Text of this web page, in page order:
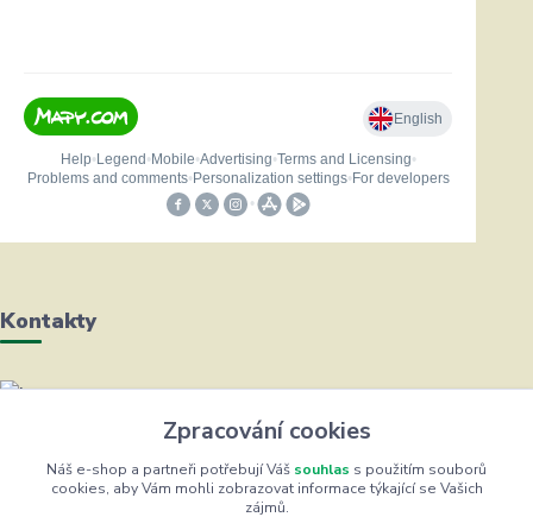
Kontakty
Helena Bayerová
+420 604 711 491
(Po-Čt, 8-16 hod.)
Zpracování cookies
Náš e-shop a partneři potřebují Váš souhlas s použitím souborů
cookies, aby Vám mohli zobrazovat informace týkající se Vašich
zájmů.